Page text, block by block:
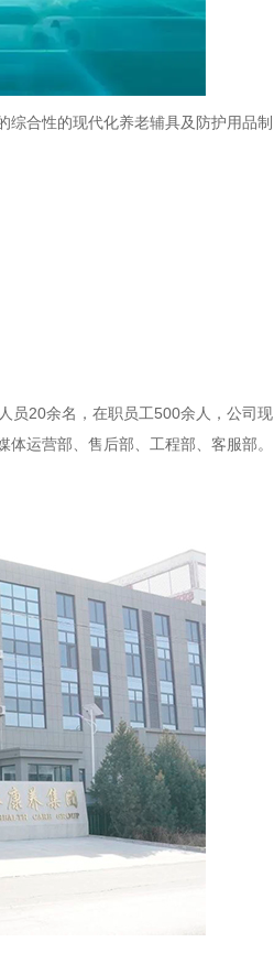
合性的现代化养老辅具及防护用品制
员20余名，在职员工500余人，公司现
运营部、售后部、工程部、客服部。